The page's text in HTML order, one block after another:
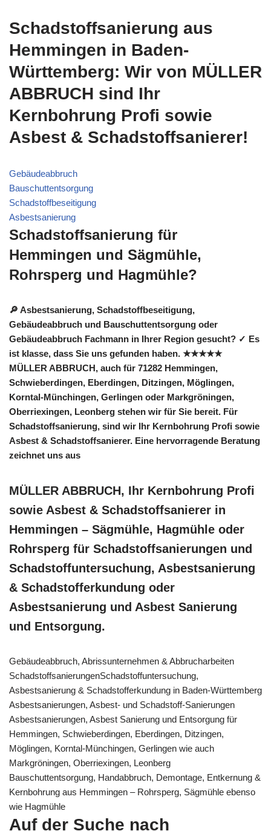
Schadstoffsanierung aus
Hemmingen in Baden-
Württemberg: Wir von MÜLLER
ABBRUCH sind Ihr
Kernbohrung Profi sowie
Asbest & Schadstoffsanierer!
Gebäudeabbruch
Bauschuttentsorgung
Schadstoffbeseitigung
Asbestsanierung
Schadstoffsanierung für
Hemmingen und Sägmühle,
Rohrsperg und Hagmühle?
🔎 Asbestsanierung, Schadstoffbeseitigung,
Gebäudeabbruch und Bauschuttentsorgung oder
Gebäudeabbruch Fachmann in Ihrer Region gesucht? ✓ Es
ist klasse, dass Sie uns gefunden haben. ★★★★★
MÜLLER ABBRUCH, auch für 71282 Hemmingen,
Schwieberdingen, Eberdingen, Ditzingen, Möglingen,
Korntal-Münchingen, Gerlingen oder Markgröningen,
Oberriexingen, Leonberg stehen wir für Sie bereit. Für
Schadstoffsanierung, sind wir Ihr Kernbohrung Profi sowie
Asbest & Schadstoffsanierer. Eine hervorragende Beratung
zeichnet uns aus
MÜLLER ABBRUCH, Ihr Kernbohrung Profi
sowie Asbest & Schadstoffsanierer in
Hemmingen – Sägmühle, Hagmühle oder
Rohrsperg für Schadstoffsanierungen und
Schadstoffuntersuchung, Asbestsanierung
& Schadstofferkundung oder
Asbestsanierung und Asbest Sanierung
und Entsorgung.
Gebäudeabbruch, Abrissunternehmen & Abbrucharbeiten
SchadstoffsanierungenSchadstoffuntersuchung,
Asbestsanierung & Schadstofferkundung in Baden-Württemberg
Asbestsanierungen, Asbest- und Schadstoff-Sanierungen
Asbestsanierungen, Asbest Sanierung und Entsorgung für
Hemmingen, Schwieberdingen, Eberdingen, Ditzingen,
Möglingen, Korntal-Münchingen, Gerlingen wie auch
Markgröningen, Oberriexingen, Leonberg
Bauschuttentsorgung, Handabbruch, Demontage, Entkernung &
Kernbohrung aus Hemmingen – Rohrsperg, Sägmühle ebenso
wie Hagmühle
Auf der Suche nach